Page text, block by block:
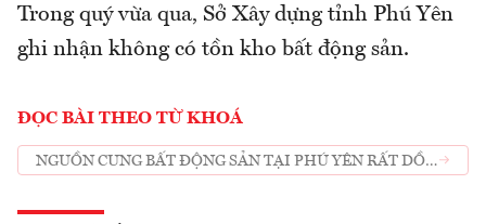
Trong quý vừa qua, Sở Xây dựng tỉnh Phú Yên
ghi nhận không có tồn kho bất động sản.
ĐỌC BÀI THEO TỪ KHOÁ
NGUỒN CUNG BẤT ĐỘNG SẢN TẠI PHÚ YÊN RẤT DỒI